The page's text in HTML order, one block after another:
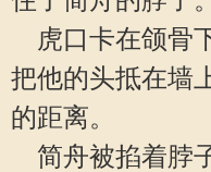
虎口卡在颌骨
把他的头抵在墙
的距离。
简舟被掐着脖